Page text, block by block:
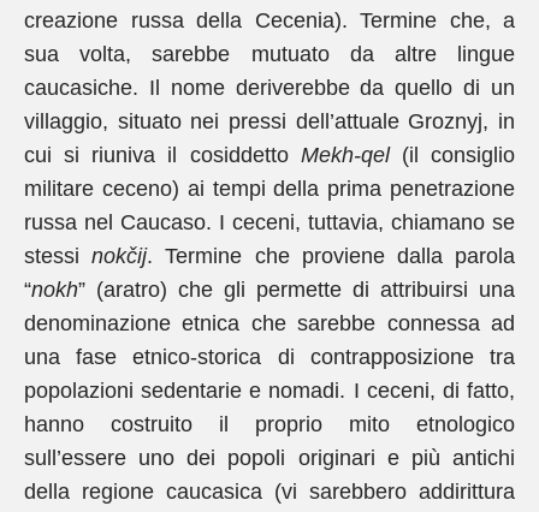
creazione russa della Cecenia). Termine che, a
sua volta, sarebbe mutuato da altre lingue
caucasiche. Il nome deriverebbe da quello di un
villaggio, situato nei pressi dell’attuale Groznyj, in
cui si riuniva il cosiddetto Mekh-qel (il consiglio
militare ceceno) ai tempi della prima penetrazione
russa nel Caucaso. I ceceni, tuttavia, chiamano se
stessinokčij. Termine che proviene dalla parola
“nokh” (aratro) che gli permette di attribuirsi una
denominazione etnica che sarebbe connessa ad
una fase etnico-storica di contrapposizione tra
popolazioni sedentarie e nomadi. I ceceni, di fatto,
hanno costruito il proprio mito etnologico
sull’essere uno dei popoli originari e più antichi
della regione caucasica (vi sarebbero addirittura